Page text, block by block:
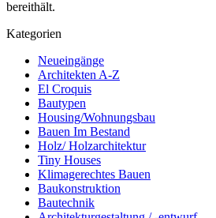
bereithält.
Kategorien
Neueingänge
Architekten A-Z
El Croquis
Bautypen
Housing/Wohnungsbau
Bauen Im Bestand
Holz/ Holzarchitektur
Tiny Houses
Klimagerechtes Bauen
Baukonstruktion
Bautechnik